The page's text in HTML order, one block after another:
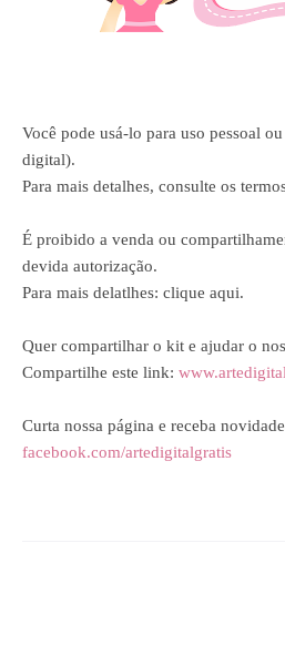
Você pode usá-lo para uso pessoal
digital).
Para mais detalhes, consulte os
É proibido a venda ou
devida autorização.
Para mais delatlhes: clique aqui.
Quer compartilhar o kit e ajudar o
Compartilhe este link:
Curta nossa página e receba
facebook.com/artedigitalgratis